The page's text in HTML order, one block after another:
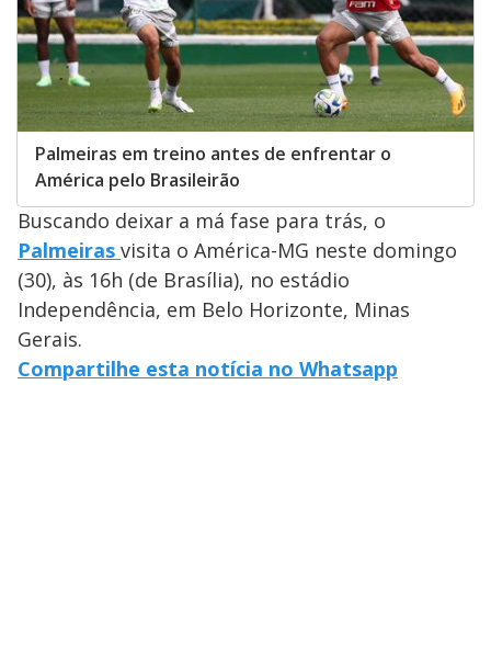
Palmeiras em treino antes de enfrentar o
América pelo Brasileirão
Buscando deixar a má fase para trás, o
Palmeiras visita o América-MG neste domingo
(30), às 16h (de Brasília), no estádio
Independência, em Belo Horizonte, Minas
Gerais.
Compartilhe esta notícia no Whatsapp